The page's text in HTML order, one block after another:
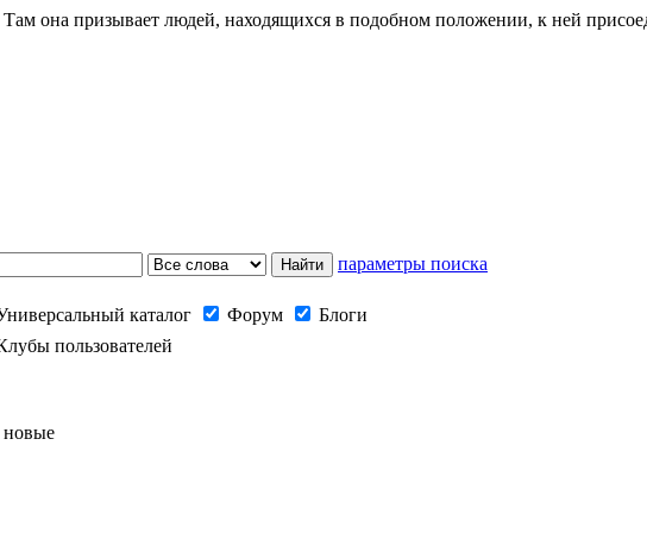
она призывает людей, находящихся в подобном положении, к ней
параметры поиска
каталог Форум
Блоги
пользователей
новые